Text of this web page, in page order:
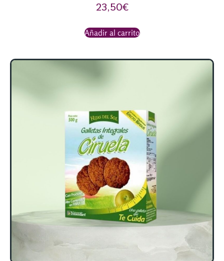
23,50€
Añadir al carrito